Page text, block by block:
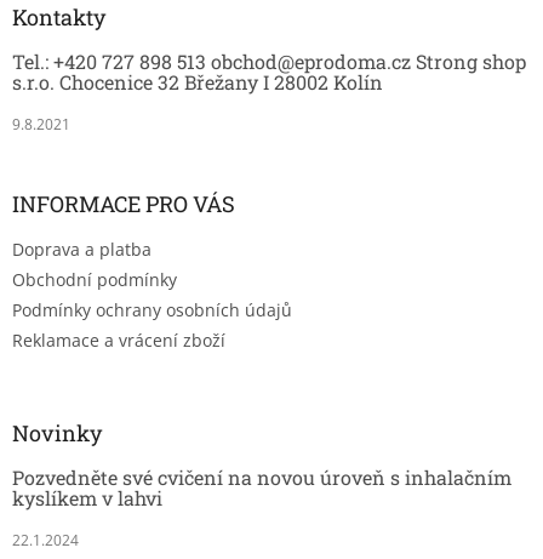
Kontakty
Tel.: +420 727 898 513 obchod@eprodoma.cz Strong shop
s.r.o. Chocenice 32 Břežany I 28002 Kolín
9.8.2021
INFORMACE PRO VÁS
Doprava a platba
Obchodní podmínky
Podmínky ochrany osobních údajů
Reklamace a vrácení zboží
Novinky
Pozvedněte své cvičení na novou úroveň s inhalačním
kyslíkem v lahvi
22.1.2024